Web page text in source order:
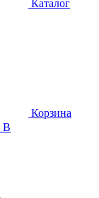
В
Каталог
Корзина